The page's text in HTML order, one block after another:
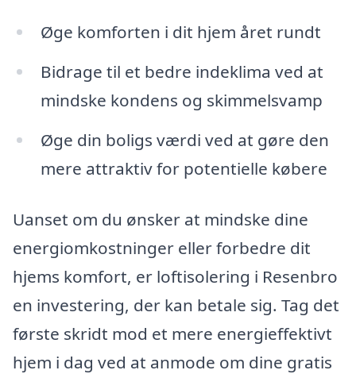
Øge komforten i dit hjem året rundt
Bidrage til et bedre indeklima ved at
mindske kondens og skimmelsvamp
Øge din boligs værdi ved at gøre den
mere attraktiv for potentielle købere
Uanset om du ønsker at mindske dine
energiomkostninger eller forbedre dit
hjems komfort, er loftisolering i Resenbro
en investering, der kan betale sig. Tag det
første skridt mod et mere energieffektivt
hjem i dag ved at anmode om dine gratis